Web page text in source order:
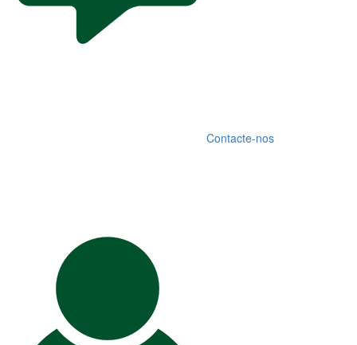
Contacte-nos